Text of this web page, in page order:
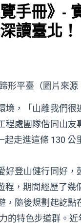
手冊》-
讀臺北！
形平臺（圖片來源
境，「山離我們
程處團隊偕同山
走進這條 130 公
好登山健行同好
程，期間經歷了
，隨後規劃起訖
的特色步道群。